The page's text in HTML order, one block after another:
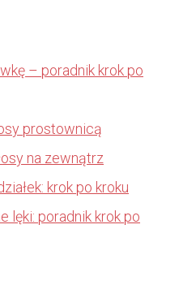
– poradnik krok po
prostownicą
na zewnątrz
krok po kroku
lęki: poradnik krok po